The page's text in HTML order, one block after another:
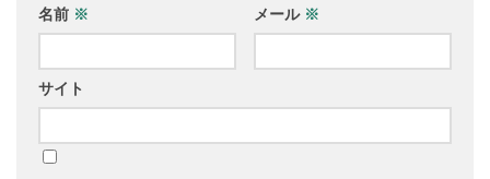
名前 ※ メール ※
サイト